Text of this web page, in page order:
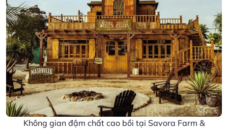
Không gian đậm chất cao bồi tại Savora Farm &